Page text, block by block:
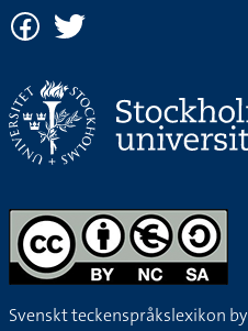
Svenskt teckenspråkslexikon by